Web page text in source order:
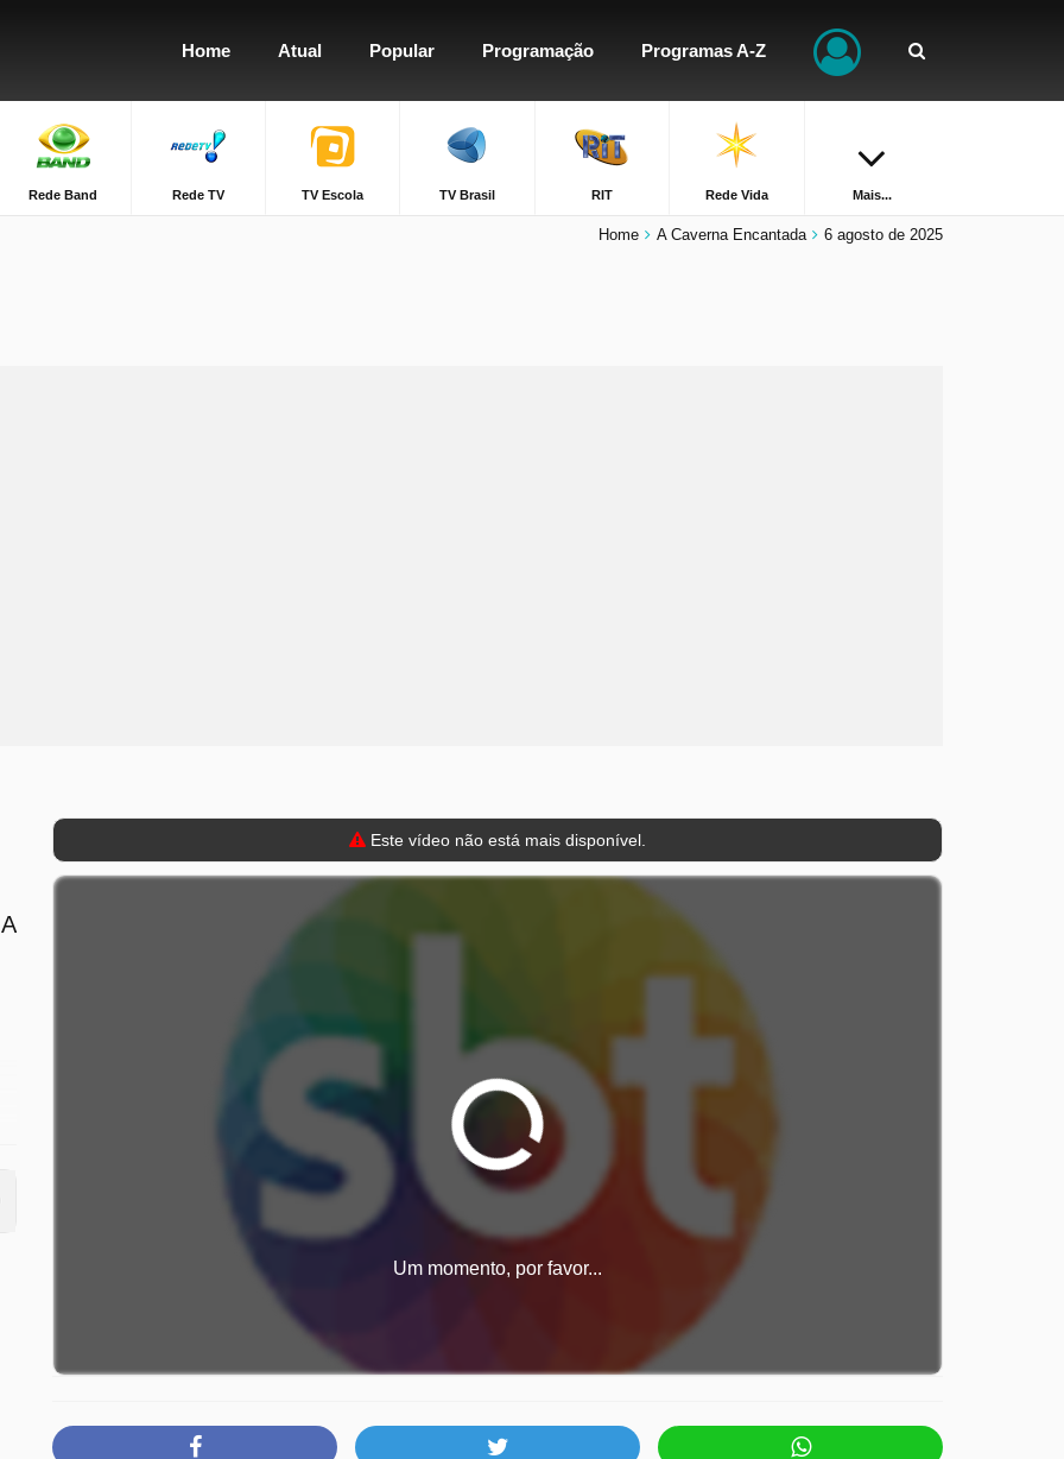
Home Atual Popular Programação Programas A-Z
Rede Band Rede TV TV Escola TV Brasil RIT Rede Vida Mais...
Home A Caverna Encantada 6 agosto de 2025
Este vídeo não está mais disponível.
Um momento, por favor...